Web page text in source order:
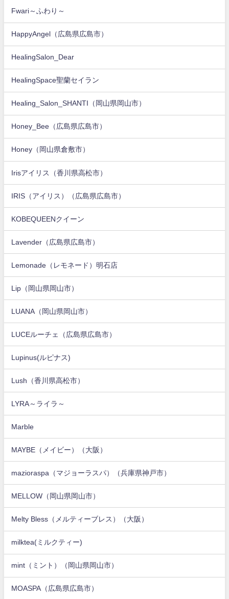
Fwari～ふわり～
HappyAngel（広島県広島市）
HealingSalon_Dear
HealingSpace聖蘭セイラン
Healing_Salon_SHANTI（岡山県岡山市）
Honey_Bee（広島県広島市）
Honey（岡山県倉敷市）
Irisアイリス（香川県高松市）
IRIS（アイリス）（広島県広島市）
KOBEQUEENクイーン
Lavender（広島県広島市）
Lemonade（レモネード）明石店
Lip（岡山県岡山市）
LUANA（岡山県岡山市）
LUCEルーチェ（広島県広島市）
Lupinus(ルピナス)
Lush（香川県高松市）
LYRA～ライラ～
Marble
MAYBE（メイビー）（大阪）
mazioraspa（マジョーラスパ）（兵庫県神戸市）
MELLOW（岡山県岡山市）
Melty Bless（メルティーブレス）（大阪）
milktea(ミルクティー)
mint（ミント）（岡山県岡山市）
MOASPA（広島県広島市）